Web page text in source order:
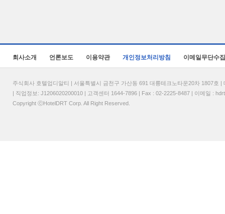
회사소개 언론보도 이용약관 개인정보처리방침 이메일무단수
주식회사 호텔업디알티 | 서울특별시 금천구 가산동 691 대륭테크노타운20차 1807
| 직업정보: J1206020200010 | 고객센터 1644-7896 | Fax : 02-2225-8487 | 이메일 :
Copyright ⓒHotelDRT Corp. All Right Reserved.